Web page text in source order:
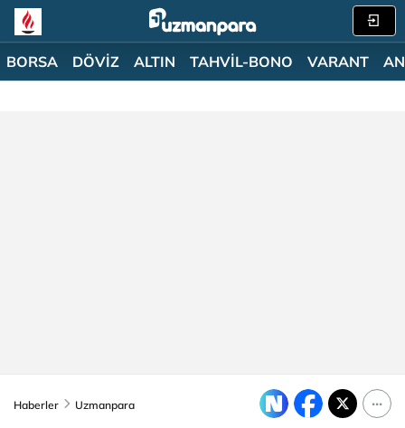
BORSA DÖVİZ ALTIN TAHVİL-BONO VARANT
Haberler Uzmanpara